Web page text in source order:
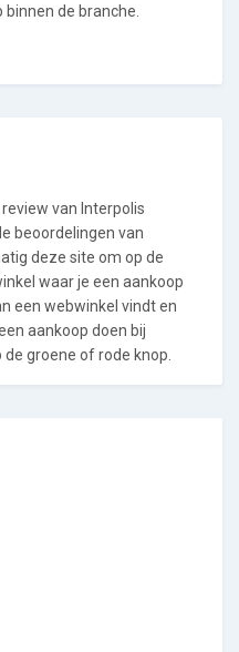
de branche.
van Interpolis
beoordelingen van
deze site om op de
waar je een aankoop
een webwinkel vindt en
aankoop doen bij
groene of rode knop.